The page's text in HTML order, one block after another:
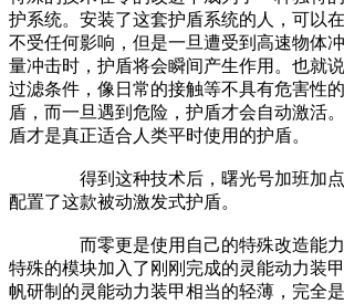
护系统。安装了这套护盾系统的人，可以
不受任何影响，但是一旦遭受到高速物体
量冲击时，护盾将会瞬间产生作用。也就
过滤条件，像日常的接触等不具有危害性
盾，而一旦遇到危险，护盾才会自动激活
盾才是真正适合人类平时使用的护盾。
得到这种技术后，曙光号加班加点
配置了这款被动激发式护盾。
而零更是使用自己的特殊改造能力
特殊的模块加入了刚刚完成的灵能动力装
帆研制的灵能动力装甲相当的轻薄，完全